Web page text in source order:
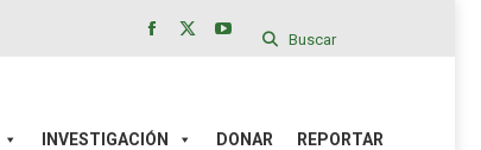
in
in
YouTube
in
Buscar
INVESTIGACIÓN DONAR REPORTAR